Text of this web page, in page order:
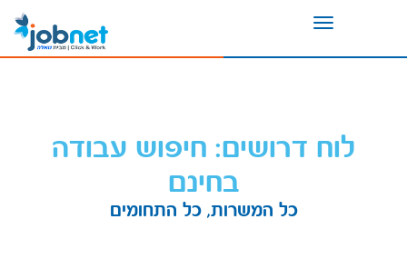
Toggle
לוח דרושים: חיפוש עבודה
בחינם
כל המשרות, כל התחומים